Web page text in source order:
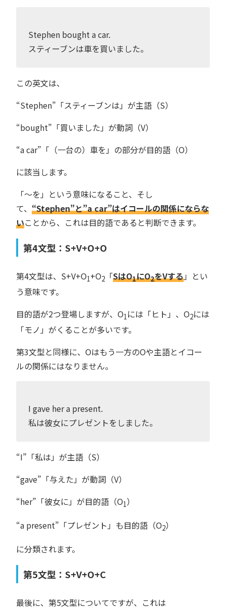
Stephen bought a car.
スティーブンは車を買いました。
この英文は、
“Stephen”「スティーブンは」が主語（S）
“bought”「買いました」が動詞（V）
“a car”「（一台の）車を」の部分が目的語（O）
に該当します。
「〜を」という意味になること、そし
て、 “Stephen”と”a car”はイコールの関係にならな
いことから、これは目的語であると判断できます。
第4文型：S+V+O+O
第4文型は、S+V+O1+O2 「SはO1にO2をVする」とい
う意味です。
目的語が2つ登場しますが、O1には「ヒト」、O2には
「モノ」がくることが多いです。
第3文型と同様に、Oはもう一方のOや主語とイコー
ルの関係にはなりません。
I gave her a present.
私は彼女にプレゼントをしました。
“I”「私は」が主語（S）
“gave”「与えた」が動詞（V）
“her”「彼女に」が目的語（O1）
“a present”「プレゼント」も目的語（O2）
に分類されます。
第5文型：S+V+O+C
最後に、第5文型についてですが、これは